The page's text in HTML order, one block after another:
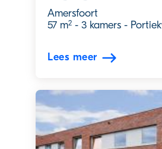
Amersfoort
57 m2 - 3 kamers -
Lees meer